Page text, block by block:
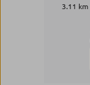
3.11 km